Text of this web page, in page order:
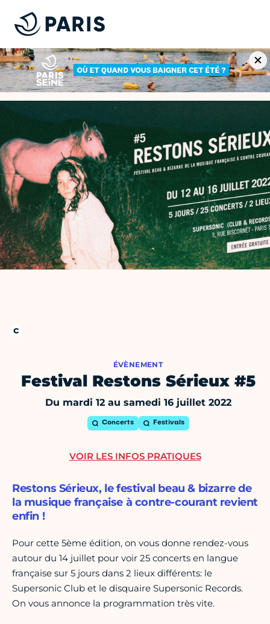
ÉVÈNEMENT
Festival Restons Sérieux #5
Du mardi 12 au samedi 16 juillet 2022
Concerts Festivals
Restons Sérieux, le festival beau & bizarre de
la musique française à contre-courant revient
enfin !
Pour cette 5ème édition, on vous donne rendez-vous
autour du 14 juillet pour voir 25 concerts en langue
française sur 5 jours dans 2 lieux différents: le
Supersonic Club et le disquaire Supersonic Records.
On vous annonce la programmation très vite.
VOIR LES INFOS PRATIQUES